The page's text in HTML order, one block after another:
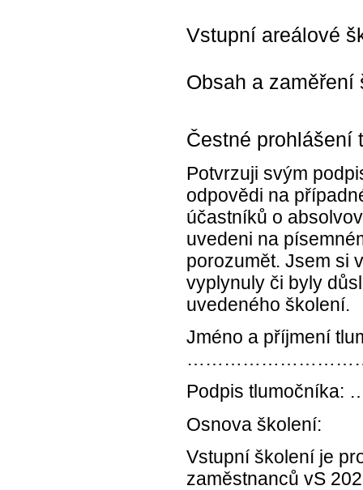
Vstupní areálové
Obsah a zaměření
Čestné prohlášení
Potvrzuji svým
odpovědi na
účastníků o
uvedeni na
porozumět. Jsem si
vyplynuly či byly
uvedeného školení.
Jméno a příjmení
Podpis
Osnova školení:
Vstupní školení je
zaměstnanců vS